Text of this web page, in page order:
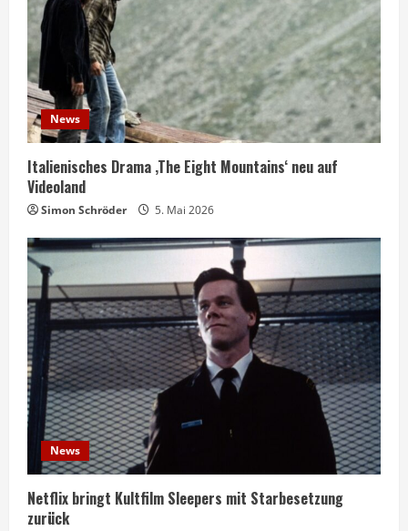
News
Italienisches Drama ‚The Eight Mountains‘ neu auf
Videoland
Simon Schröder 5. Mai 2026
News
Netflix bringt Kultfilm Sleepers mit Starbesetzung
zurück